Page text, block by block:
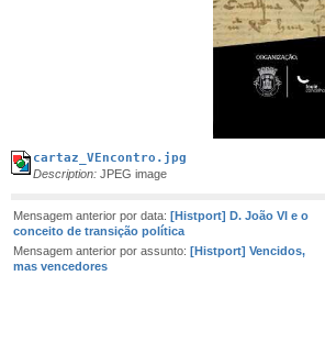
cartaz_VEncontro.jpg
Description: JPEG image
Mensagem anterior por data: [Histport] D. João VI e o
conceito de transição política
Mensagem anterior por assunto: [Histport] Vencidos,
mas vencedores